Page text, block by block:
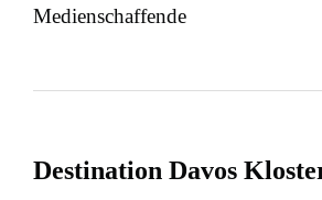
Medienschaffende
Destination Davos